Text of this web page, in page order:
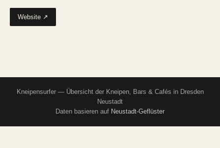
Website ↗
Kneipensurfer — Übersicht der Kneipen, Bars & Cafés in Dresden
Neustadt
Daten basieren auf Neustadt-Geflüster